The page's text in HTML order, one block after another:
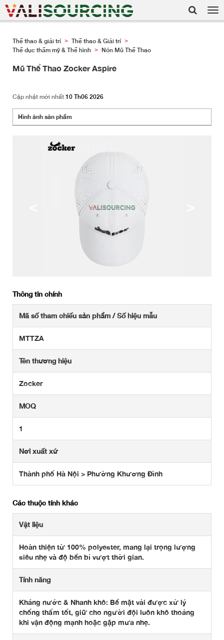
Thể thao & giải trí > Thể thao & Giải trí >
Thể dục thẩm mỹ & Thể hình > Nón Mũ Thể Thao
Mũ Thể Thao Zocker Aspire
Cập nhật mới nhất 10 Th06 2026
Hình ảnh sản phẩm
Thông tin chính
Mã số tham chiếu sản phẩm / Số hiệu mẫu
MTTZA
Tên thương hiệu
Zocker
MOQ
1
Nơi xuất xứ
Thành phố Hà Nội > Phường Khương Đình
Các thuộc tính khác
Vật liệu
Hoàn thiện từ 100% polyester, mang lại trọng lượng
siêu nhẹ và độ bền bỉ vượt thời gian.
Tính năng
Kháng nước & Nhanh khô: Bề mặt vải được xử lý
chống thấm tốt, giữ cho người đội luôn khô thoáng
khi vận động mạnh hoặc gặp mưa nhẹ.